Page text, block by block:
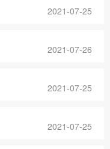
2021-07-25
2021-07-26
2021-07-25
2021-07-25